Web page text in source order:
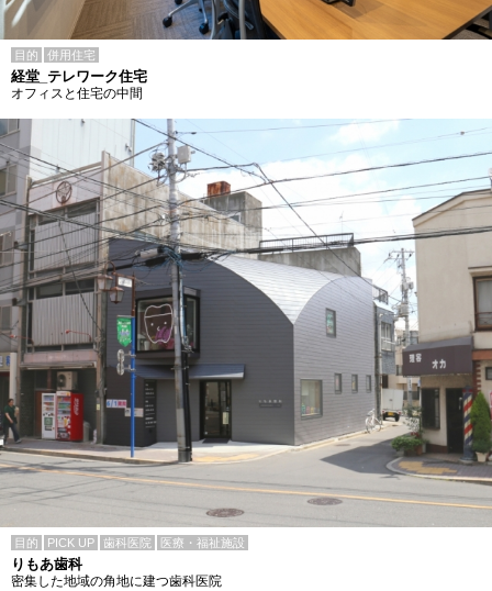
目的 併用住宅
経堂_テレワーク住宅
オフィスと住宅の中間
目的 PICK UP 歯科医院 医療・福祉施設
りもあ歯科
密集した地域の角地に建つ歯科医院